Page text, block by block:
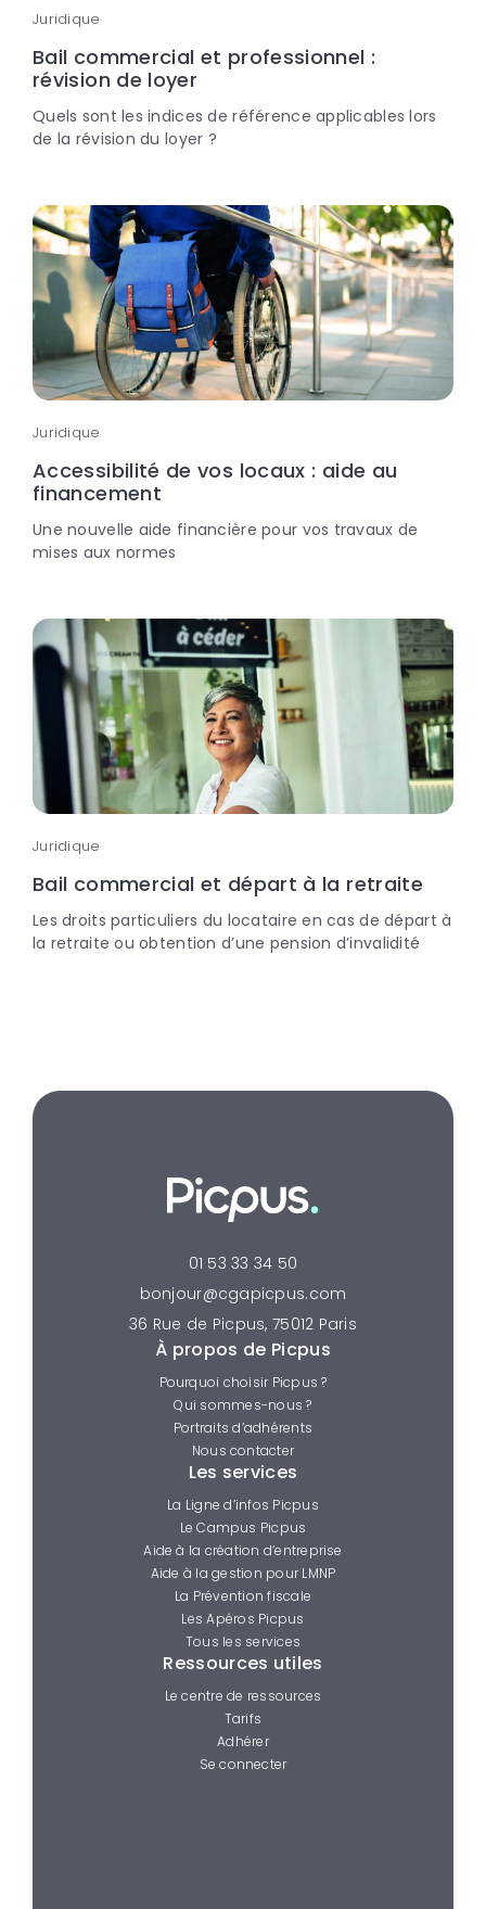
Juridique
Bail commercial et professionnel :
révision de loyer
Quels sont les indices de référence applicables lors
de la révision du loyer ?
Juridique
Accessibilité de vos locaux : aide au
financement
Une nouvelle aide financière pour vos travaux de
mises aux normes
Juridique
Bail commercial et départ à la retraite
Les droits particuliers du locataire en cas de départ à
la retraite ou obtention d’une pension d’invalidité
01 53 33 34 50
bonjour@cgapicpus.com
36 Rue de Picpus, 75012 Paris
À propos de Picpus
Pourquoi choisir Picpus ?
Qui sommes-nous ?
Portraits d’adhérents
Nous contacter
Les services
La Ligne d’infos Picpus
Le Campus Picpus
Aide à la création d’entreprise
Aide à la gestion pour LMNP
La Prévention fiscale
Les Apéros Picpus
Tous les services
Ressources utiles
Le centre de ressources
Tarifs
Adhérer
Se connecter